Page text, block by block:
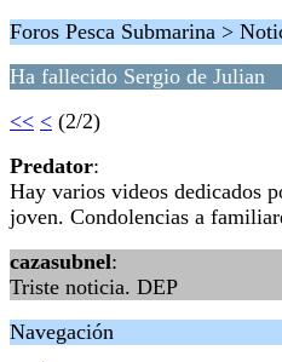
Foros Pesca Submarina >
Ha fallecido Sergio de Julian
<< < (2/2)
Predator:
Hay varios videos dedicados
joven. Condolencias a
cazasubnel:
Triste noticia. DEP
Navegación